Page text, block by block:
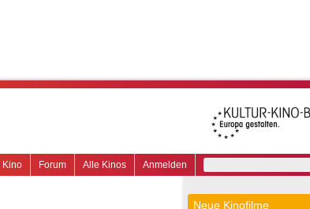
Anmelden
Alle Kinos
Forum
Kino
Neue Kinofilme